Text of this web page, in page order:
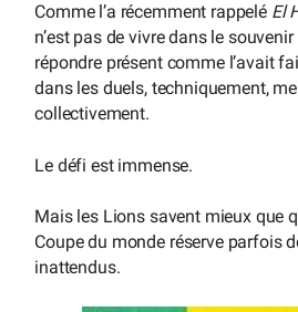
Comme l’a récemment rappelé El
n’est pas de vivre dans le
répondre présent comme l’avait
dans les duels, techniquement,
collectivement.
Le défi est immense.
Mais les Lions savent mieux que
Coupe du monde réserve parfois
inattendus.